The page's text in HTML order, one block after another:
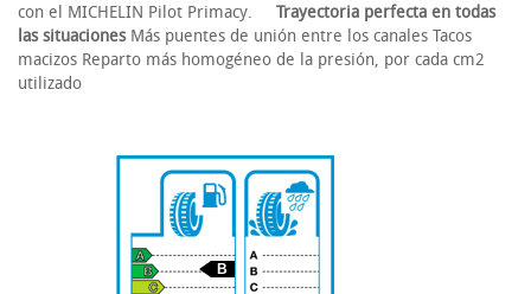
con el MICHELIN Pilot Primacy. Trayectoria perfecta en todas
las situacionesMás puentes de unión entre los canales Tacos
macizos Reparto más homogéneo de la presión, por cada cm2
utilizado
B